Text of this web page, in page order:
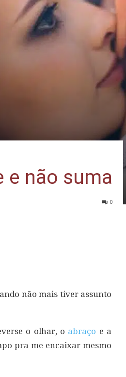
e não suma
0
não mais tiver assunto
o olhar, o abraço e a
pra me encaixar mesmo